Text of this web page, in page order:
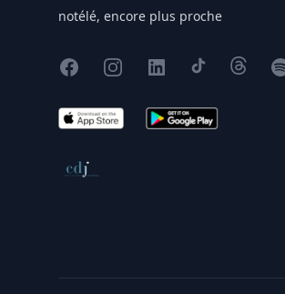
notélé, encore plus proche
FacebookInstagram
X TikTokThreads
App Store Google Play
Conseil de déontologie